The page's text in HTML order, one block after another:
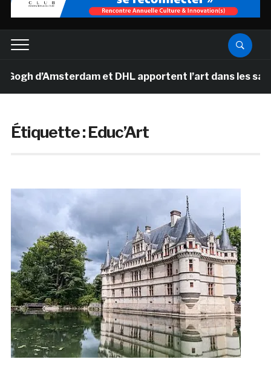
d’Amsterdam et DHL apportent l’art dans les salles
Étiquette :Educ’Art